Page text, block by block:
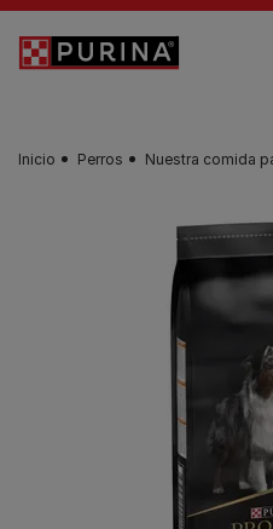
Skip to main content
Inicio Perros Nuestra comida